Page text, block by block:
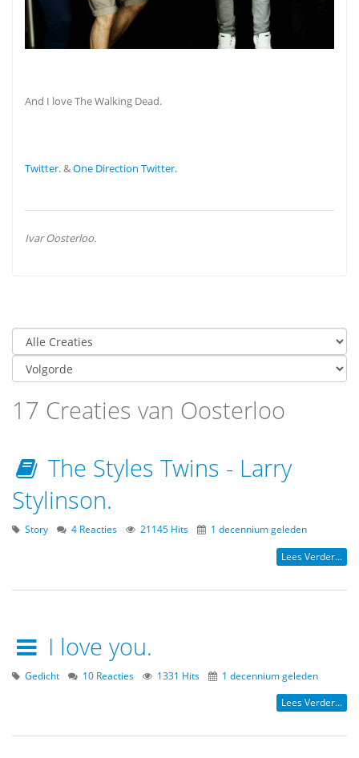
And I love The Walking Dead.
Twitter.&One Direction Twitter.
Ivar Oosterloo.
17 Creaties van Oosterloo
The Styles Twins - Larry
Stylinson.
Story 4 Reacties 21145 Hits 1 decennium geleden
Lees Verder...
I love you.
Gedicht 10 Reacties 1331 Hits 1 decennium geleden
Lees Verder...